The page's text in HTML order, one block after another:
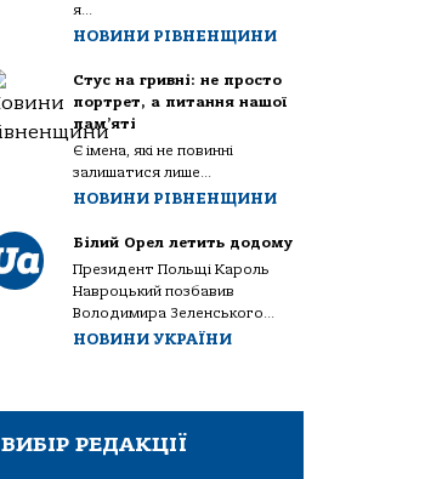
я...
НОВИНИ РІВНЕНЩИНИ
Стус на гривні: не просто
портрет, а питання нашої
пам’яті
Є імена, які не повинні
залишатися лише...
НОВИНИ РІВНЕНЩИНИ
Білий Орел летить додому
Президент Польщі Кароль
Навроцький позбавив
Володимира Зеленського...
НОВИНИ УКРАЇНИ
ВИБІР РЕДАКЦІЇ